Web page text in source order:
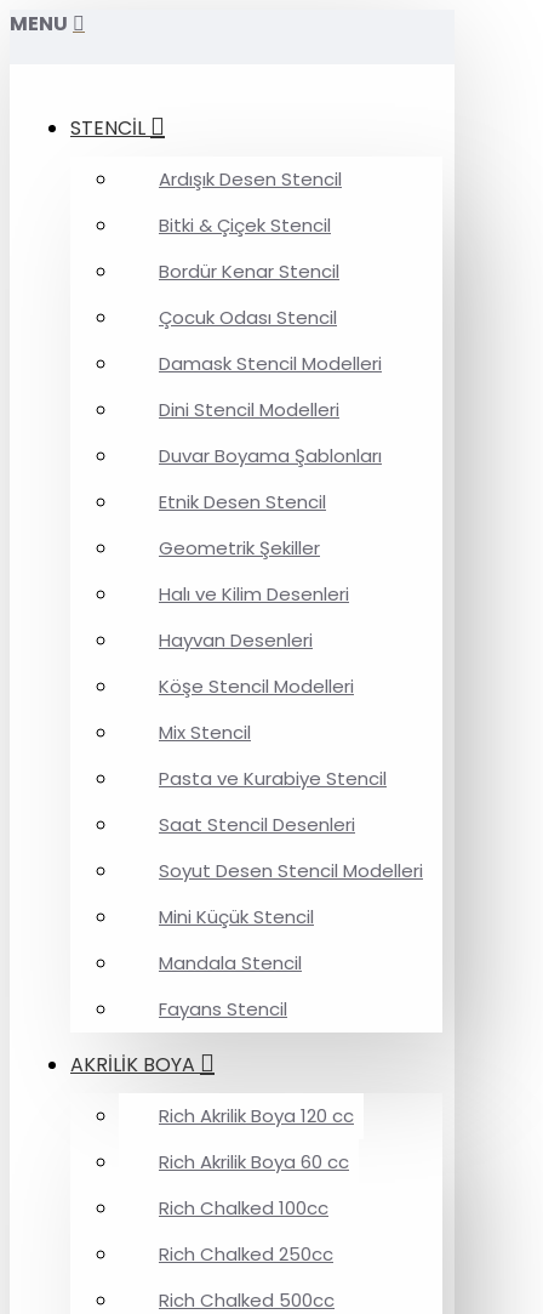
MENU
STENCİL
Ardışık Desen Stencil
Bitki & Çiçek Stencil
Bordür Kenar Stencil
Çocuk Odası Stencil
Damask Stencil Modelleri
Dini Stencil Modelleri
Duvar Boyama Şablonları
Etnik Desen Stencil
Geometrik Şekiller
Halı ve Kilim Desenleri
Hayvan Desenleri
Köşe Stencil Modelleri
Mix Stencil
Pasta ve Kurabiye Stencil
Saat Stencil Desenleri
Soyut Desen Stencil Modelleri
Mini Küçük Stencil
Mandala Stencil
Fayans Stencil
AKRİLİK BOYA
Rich Akrilik Boya 120 cc
Rich Akrilik Boya 60 cc
Rich Chalked 100cc
Rich Chalked 250cc
Rich Chalked 500cc